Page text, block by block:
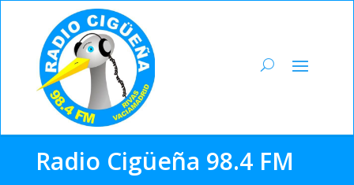
Radio Cigüeña 98.4 FM